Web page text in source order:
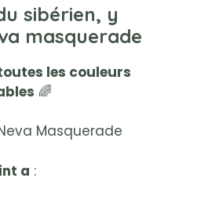
sibérien, y
masquerade
les couleurs
🌈
Masquerade
a :